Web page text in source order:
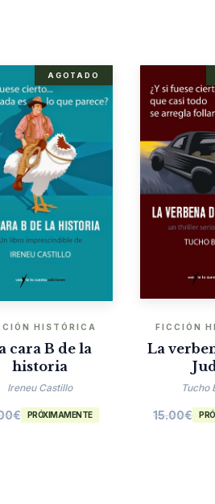
AGOTADO
HISTÓRICA
cara B de la
historia
Ireneu Castillo
€ PRÓXIMAMENTE
FICCIÓN
La
Tucho
15.00€